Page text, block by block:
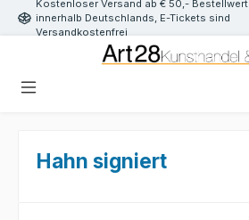
Zum Hauptinhalt springen
Kostenloser Versand ab € 50,- Bestellwert
innerhalb Deutschlands, E-Tickets sind
Versandkostenfrei
Hahn signiert